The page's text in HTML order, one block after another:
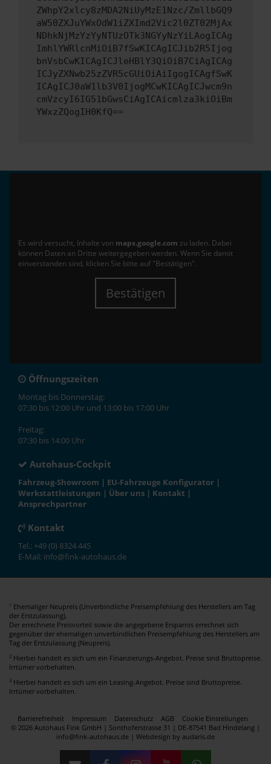
ZWhpY2xlcy8zMDA2NiUyMzE1Nzc/ZmllbGQ9
aW50ZXJuYWxOdW1iZXImd2Vic2l0ZT02MjAx
NDhkNjMzYzYyNTUzOTk3NGYyNzYiLAogICAg
ImhlYWRlcnMiOiB7fSwKICAgICJib2R5Ijog
bnVsbCwKICAgICJleHBlY3QiOiB7CiAgICAg
ICJyZXNwb25zZVR5cGUiOiAiIgogICAgfSwK
ICAgICJ0aW1lb3V0IjogMCwKICAgICJwcm9n
cmVzcyI6IG51bGwsCiAgICAicmlza3kiOiBm
YWxzZQogIH0KfQ==
Es wird versucht, Inhalte von maps.google.com zu laden. Dabei
können Daten an Dritte weitergegeben werden. Wenn Sie damit
einverstanden sind, klicken Sie bitte auf "Bestätigen".
Bestätigen
Öffnungszeiten
Montag bis Donnerstag:
07:30 bis 12:00 Uhr und 13:00 bis 17:00 Uhr
Freitag:
07:30 bis 14:00 Uhr
Autohaus-Cockpit
Fahrzeug-Showroom | EU-Fahrzeuge Konfigurator |
Werkstattleistungen | Über uns | Kontakt |
Ansprechpartner
Kontakt
Tel.: +49 (0) 8324 445
E-Mail: info@fink-autohaus.de
1 Ehemaliger Neupreis (Unverbindliche Preisempfehlung des Herstellers am Tag
der Erstzulassung).
Der errechnete Preisvorteil sowie die angegebene Ersparnis errechnet sich
gegenüber der ehemaligen unverbindlichen Preisempfehlung des Herstellers am
Tag der Erstzulassung (Neupreis).
2 Hierbei handelt es sich um ein Finanzierungs-Angebot. Preise sind Bruttopreise.
Irrtümer vorbehalten.
3 Hierbei handelt es sich um ein Leasing-Angebot. Preise sind Bruttopreise.
Irrtümer vorbehalten.
Barrierefreiheit Impressum Datenschutz AGB
Cookie Einstellungen
© 2026 Autohaus Fink GmbH | Sonthoferstrasse 31 | DE-87541 Bad Hindelang |
info@fink-autohaus.de | Webdesign by audaris.de